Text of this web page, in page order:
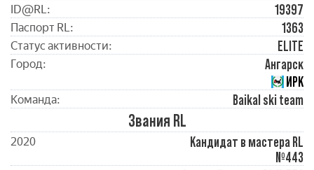
ID@RL: 19397
Паспорт RL: 1363
Статус активности: ELITE
Город:
Ангарск
ИРК
Команда: Baikal ski team
Звания RL
2020
Кандидат в мастера RL
№443